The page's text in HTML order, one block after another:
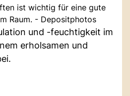
ist wichtig für eine gute
Raum. - Depositphotos
und -feuchtigkeit im
erholsamen und